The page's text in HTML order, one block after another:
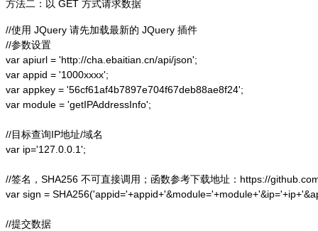
方法二：以 GET 方式请求数据
//使用 JQuery 请先加载最新的 JQuery 插件
//参数设置
var apiurl = 'http://cha.ebaitian.cn/api/json';
var appid = '1000xxxx';
var appkey = '56cf61af4b7897e704f67deb88ae8f24';
var module = 'getIPAddressInfo';
//目标查询IP地址/域名
var ip='127.0.0.1';
//签名，SHA256 不可直接调用；函数参考下载地址：https://
var sign =
//提交数据